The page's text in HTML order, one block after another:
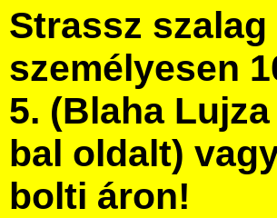
Strassz
személyesen
5. (Blaha
bal oldalt)
bolti áron!